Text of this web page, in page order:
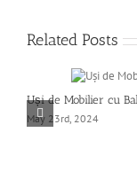
Related Posts
Uși de Mobilier cu
May 23rd, 2024